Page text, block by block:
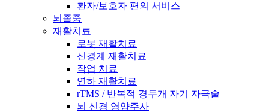
환자/보호자 편의 서비스
뇌졸중
재활치료
로봇 재활치료
신경계 재활치료
작업 치료
연하 재활치료
rTMS / 반복적 경두개 자기 자극술
뇌 신경 영양주사